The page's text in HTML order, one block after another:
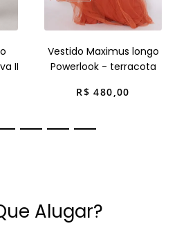
II
Vestido Maximus longo
Powerlook - terracota
R$ 480,00
Alugar?